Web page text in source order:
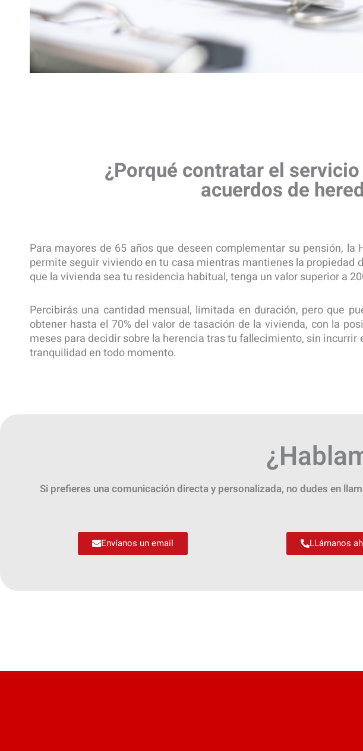
¿Porqué contratar el
acuerdos de
Para mayores de 65 años que deseen complementar su pensión,
permite seguir viviendo en tu casa mientras mantienes la
que la vivienda sea tu residencia habitual, tenga un valor superior a
Percibirás una cantidad mensual, limitada en duración, pero que
obtener hasta el 70% del valor de tasación de la vivienda, con la
meses para decidir sobre la herencia tras tu fallecimiento, sin
tranquilidad en todo momento.
Si prefieres una comunicación directa y personalizada, no dudes en
Envíanos un email LLámanos